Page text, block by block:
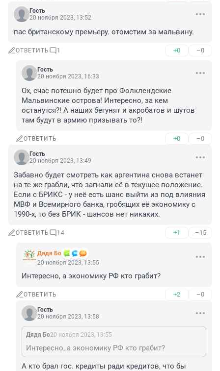
Гость
20 ноября 2023, 13:52
пас британскому премьеру. отомстим за мальвину.
ОТВЕТИТЬ 1 +0 –0
Гость
20 ноября 2023, 16:33
Ох, счас потешно будет про Фолклендские
Мальвинские острова! Интересно, за кем
останутся?! А наших бегунят и акробатов и шутов
там будут в армию призывать то?!
ОТВЕТИТЬ +0 –0
Гость
20 ноября 2023, 13:49
Забавно будет смотреть как аргентина снова встанет
на те же грабли, что загнали её в текущее положение.
Если с БРИКС - у неё есть шанс выйти из под влияния
МВФ и Всемирного банка, гробящих её экономику с
1990-х, то без БРИК - шансов нет никаких.
ОТВЕТИТЬ 14 +1 –15
Дядя Бо
20 ноября 2023, 13:55
Интересно, а экономику РФ кто грабит?
ОТВЕТИТЬ +2 –0
Гость
20 ноября 2023, 13:58
Дядя Бо20 ноября 2023, 13:55
Интересно, а экономику РФ кто грабит?
А кто брал гос. кредиты ради кредитов, что бы